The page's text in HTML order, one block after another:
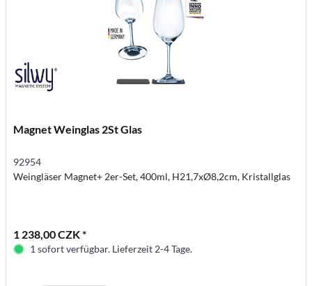
Magnet Weinglas 2St Glas
92954
Weingläser Magnet+ 2er-Set, 400ml, H21,7xØ8,2cm, Kristallglas
1 238,00 CZK *
1 sofort verfügbar. Lieferzeit 2-4 Tage.